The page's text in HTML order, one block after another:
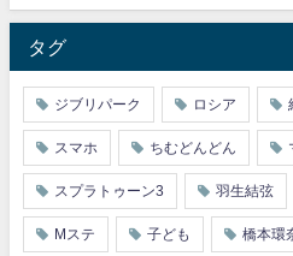
タグ
ジブリパーク ロシア
スマホ ちむどんどん
スプラトゥーン3 羽生結弦
Mステ 子ども 橋本環